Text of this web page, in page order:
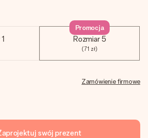
Rozmiar 5
(71 zł)
Promocja
Zamówienie firmowe
swój prezent